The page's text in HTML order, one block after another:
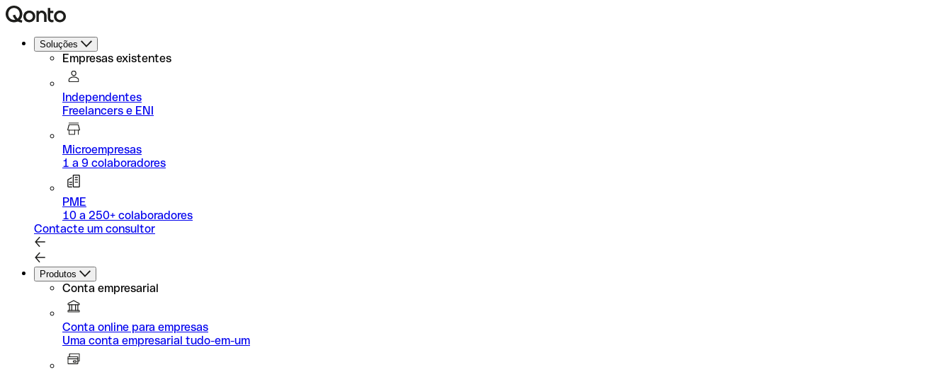
Soluções
Empresas existentes
Independentes
Freelancers e ENI
Microempresas
1 a 9 colaboradores
PME
10 a 250+ colaboradores
Contacte um consultor
Produtos
Conta empresarial
Conta online para empresas
Uma conta empresarial tudo-em-um